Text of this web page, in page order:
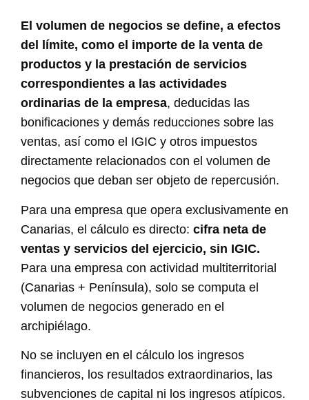
El volumen de negocios se define, a efectos
del límite, como el importe de la venta de
productos y la prestación de servicios
correspondientes a las actividades
ordinarias de la empresa, deducidas las
bonificaciones y demás reducciones sobre las
ventas, así como el IGIC y otros impuestos
directamente relacionados con el volumen de
negocios que deban ser objeto de repercusión.
Para una empresa que opera exclusivamente en
Canarias, el cálculo es directo: cifra neta de
ventas y servicios del ejercicio, sin IGIC.
Para una empresa con actividad multiterritorial
(Canarias + Península), solo se computa el
volumen de negocios generado en el
archipiélago.
No se incluyen en el cálculo los ingresos
financieros, los resultados extraordinarios, las
subvenciones de capital ni los ingresos atípicos.